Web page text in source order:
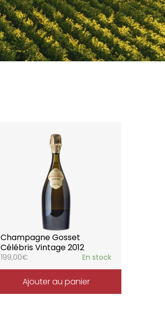
Champagne Gosset
Célébris Vintage 2012
199,00€ En stock
Ajouter au panier